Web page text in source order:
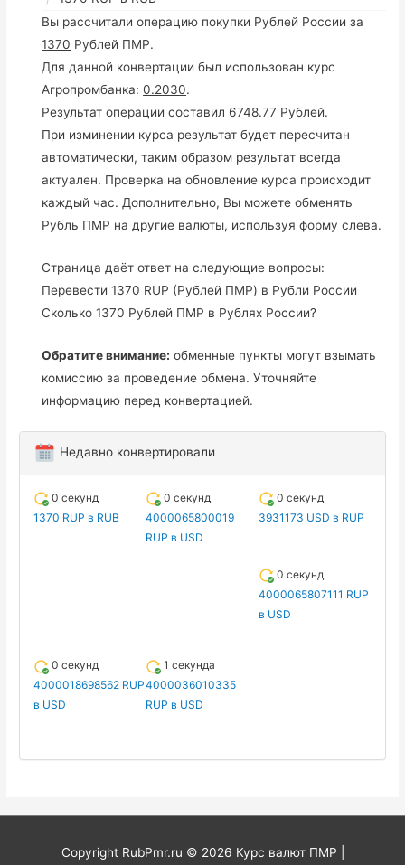
Вы рассчитали операцию покупки Рублей России за
1370 Рублей ПМР.
Для данной конвертации был использован курс
Агропромбанка:0.2030.
Результат операции составил 6748.77 Рублей.
При изминении курса результат будет пересчитан
автоматически, таким образом результат всегда
актуален. Проверка на обновление курса происходит
каждый час. Дополнительно, Вы можете обменять
Рубль ПМР на другие валюты, используя форму слева.
Страница даёт ответ на следующие вопросы:
Перевести 1370 RUP (Рублей ПМР) в Рубли России
Сколько 1370 Рублей ПМР в Рублях России?
Обратите внимание: обменные пункты могут взымать
комиссию за проведение обмена. Уточняйте
информацию перед конвертацией.
Недавно конвертировали
0 секунд
1370 RUP в RUB
0 секунд
4000065800019
RUP в USD
0 секунд
3931173 USD в RUP
0 секунд
4000065807111 RUP
в USD
0 секунд
4000018698562 RUP
в USD
1 секунда
4000036010335
RUP в USD
Copyright RubPmr.ru © 2026 Курс валют ПМР